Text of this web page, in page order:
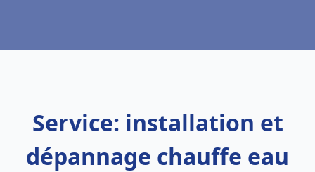
Service: installation et
dépannage chauffe eau